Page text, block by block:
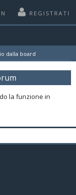
REGISTRATI
dalla board
la funzione in